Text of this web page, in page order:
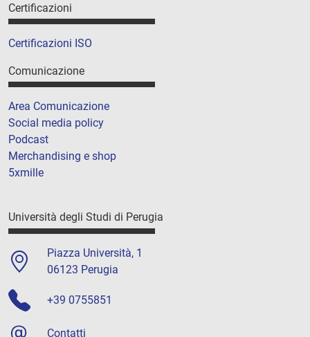
Certificazioni
Certificazioni ISO
Comunicazione
Area Comunicazione
Social media policy
Podcast
Merchandising e shop
5xmille
Università degli Studi di Perugia
Piazza Università, 1
06123 Perugia
+39 0755851
Contatti